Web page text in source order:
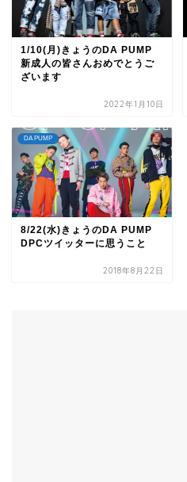
1/10(月)きょうのDA PUMP
新成人の皆さんおめでとうご
ざいます
2022年1月10日
DA PUMP
8/22(水)きょうのDA PUMP
DPCツイッターに思うこと
2018年8月22日